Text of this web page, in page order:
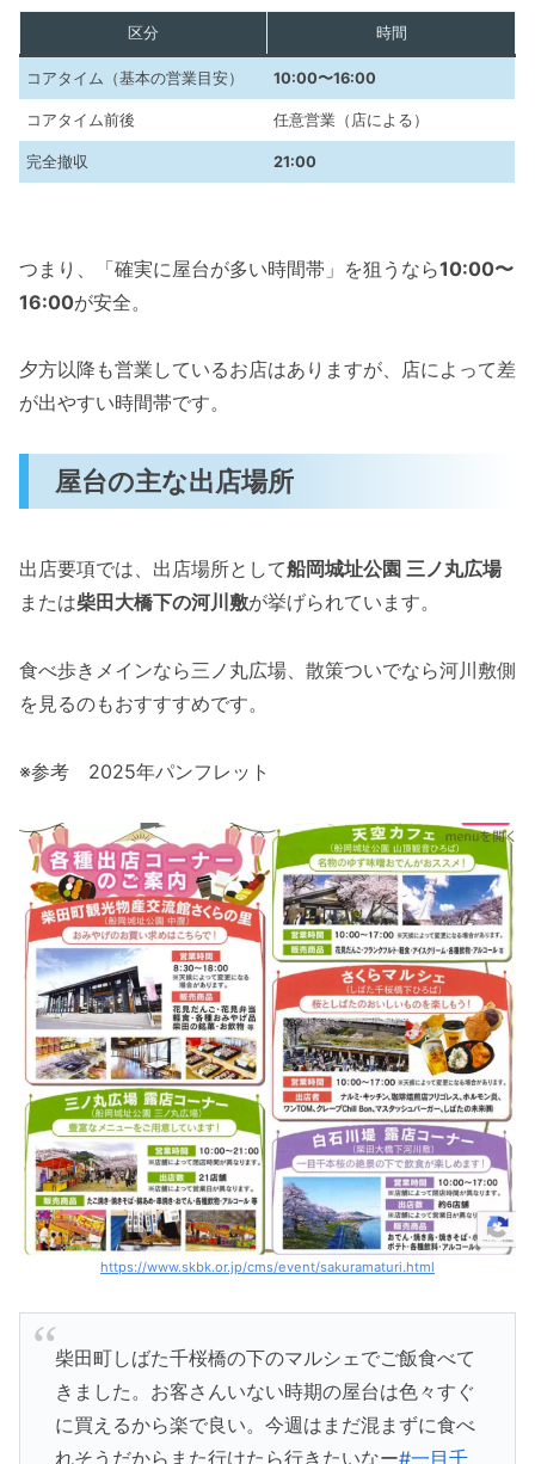
区分 時間
コアタイム（基本の営業目安） 10:00〜16:00
コアタイム前後 任意営業（店による）
完全撤収 21:00
つまり、「確実に屋台が多い時間帯」を狙うなら10:00〜
16:00が安全。
夕方以降も営業しているお店はありますが、店によって差
が出やすい時間帯です。
屋台の主な出店場所
出店要項では、出店場所として船岡城址公園 三ノ丸広場
または柴田大橋下の河川敷が挙げられています。
食べ歩きメインなら三ノ丸広場、散策ついでなら河川敷側
を見るのもおすすすめです。
※参考 2025年パンフレット
https://www.skbk.or.jp/cms/event/sakuramaturi.html
柴田町しばた千桜橋の下のマルシェでご飯食べて
きました。お客さんいない時期の屋台は色々すぐ
に買えるから楽で良い。今週はまだ混まずに食べ
れそうだからまた行けたら行きたいなー#一目千